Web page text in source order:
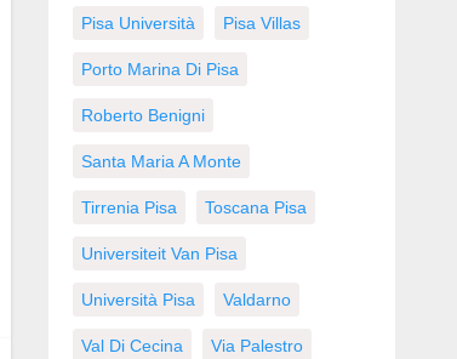
Pisa Università Pisa Villas
Porto Marina Di Pisa
Roberto Benigni
Santa Maria A Monte
Tirrenia Pisa Toscana Pisa
Universiteit Van Pisa
Università Pisa Valdarno
Val Di Cecina Via Palestro